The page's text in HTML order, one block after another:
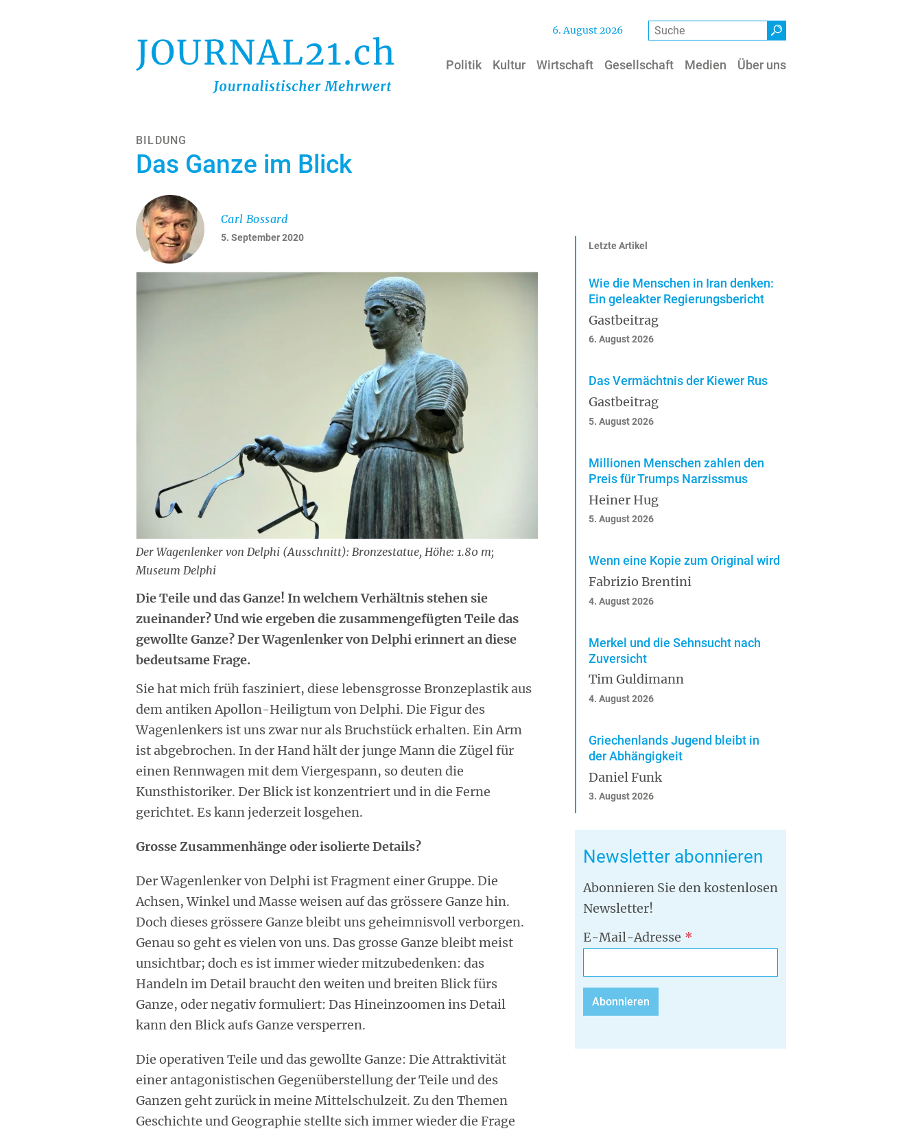
6. August 2026 Suche
Politik Kultur Wirtschaft Gesellschaft Medien Über uns
BILDUNG
Das Ganze im Blick
5. September 2020
Carl Bossard
Der Wagenlenker von Delphi (Ausschnitt): Bronzestatue, Höhe: 1.80 m;
Museum Delphi
Die Teile und das Ganze! In welchem Verhältnis stehen sie
zueinander? Und wie ergeben die zusammengefügten Teile das
gewollte Ganze? Der Wagenlenker von Delphi erinnert an diese
bedeutsame Frage.
Sie hat mich früh fasziniert, diese lebensgrosse Bronzeplastik aus
dem antiken Apollon-Heiligtum von Delphi. Die Figur des
Wagenlenkers ist uns zwar nur als Bruchstück erhalten. Ein Arm
ist abgebrochen. In der Hand hält der junge Mann die Zügel für
einen Rennwagen mit dem Viergespann, so deuten die
Kunsthistoriker. Der Blick ist konzentriert und in die Ferne
gerichtet. Es kann jederzeit losgehen.
Grosse Zusammenhänge oder isolierte Details?
Der Wagenlenker von Delphi ist Fragment einer Gruppe. Die
Achsen, Winkel und Masse weisen auf das grössere Ganze hin.
Doch dieses grössere Ganze bleibt uns geheimnisvoll verborgen.
Genau so geht es vielen von uns. Das grosse Ganze bleibt meist
unsichtbar; doch es ist immer wieder mitzubedenken: das
Handeln im Detail braucht den weiten und breiten Blick fürs
Ganze, oder negativ formuliert: Das Hineinzoomen ins Detail
kann den Blick aufs Ganze versperren.
Die operativen Teile und das gewollte Ganze: Die Attraktivität
einer antagonistischen Gegenüberstellung der Teile und des
Ganzen geht zurück in meine Mittelschulzeit. Zu den Themen
Geschichte und Geographie stellte sich immer wieder die Frage
Letzte Artikel
Wie die Menschen in Iran denken:
Ein geleakter Regierungsbericht
Gastbeitrag
6. August 2026
Das Vermächtnis der Kiewer Rus
Gastbeitrag
5. August 2026
Millionen Menschen zahlen den
Preis für Trumps Narzissmus
Heiner Hug
5. August 2026
Wenn eine Kopie zum Original wird
Fabrizio Brentini
4. August 2026
Merkel und die Sehnsucht nach
Zuversicht
Tim Guldimann
4. August 2026
Griechenlands Jugend bleibt in
der Abhängigkeit
Daniel Funk
3. August 2026
Newsletter abonnieren
Abonnieren Sie den kostenlosen
Newsletter!
E-Mail-Adresse